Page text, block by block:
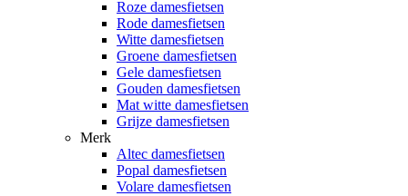
Roze damesfietsen
Rode damesfietsen
Witte damesfietsen
Groene damesfietsen
Gele damesfietsen
Gouden damesfietsen
Mat witte damesfietsen
Grijze damesfietsen
Merk
Altec damesfietsen
Popal damesfietsen
Volare damesfietsen